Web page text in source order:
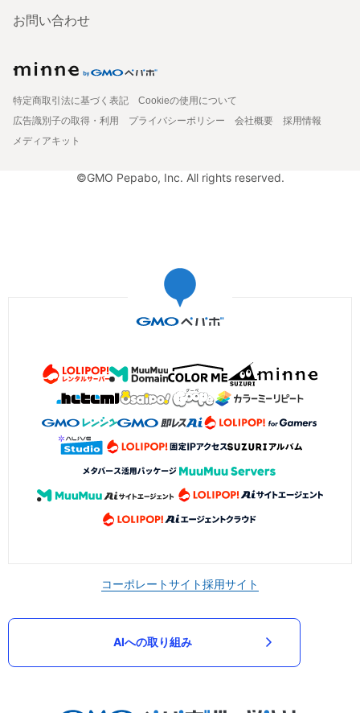
お問い合わせ
特定商取引法に基づく表記
Cookieの使用について
広告識別子の取得・利用
プライバシーポリシー 会社概要
採用情報
メディアキット
©GMO Pepabo, Inc. All rights reserved.
コーポレートサイト採用サイト
AIへの取り組み